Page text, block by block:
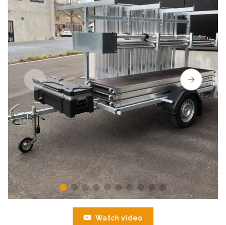
Watch video